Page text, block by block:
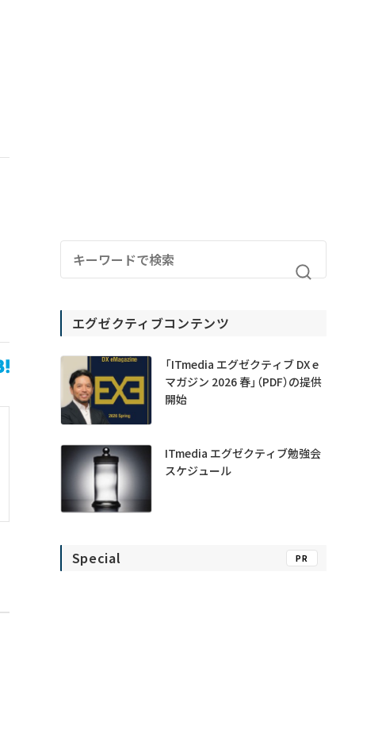
エグゼクティブコンテンツ
「ITmedia エグゼクティブ DX e
マガジン 2026 春」（PDF）の提供
開始
ITmedia エグゼクティブ勉強会
スケジュール
Special PR